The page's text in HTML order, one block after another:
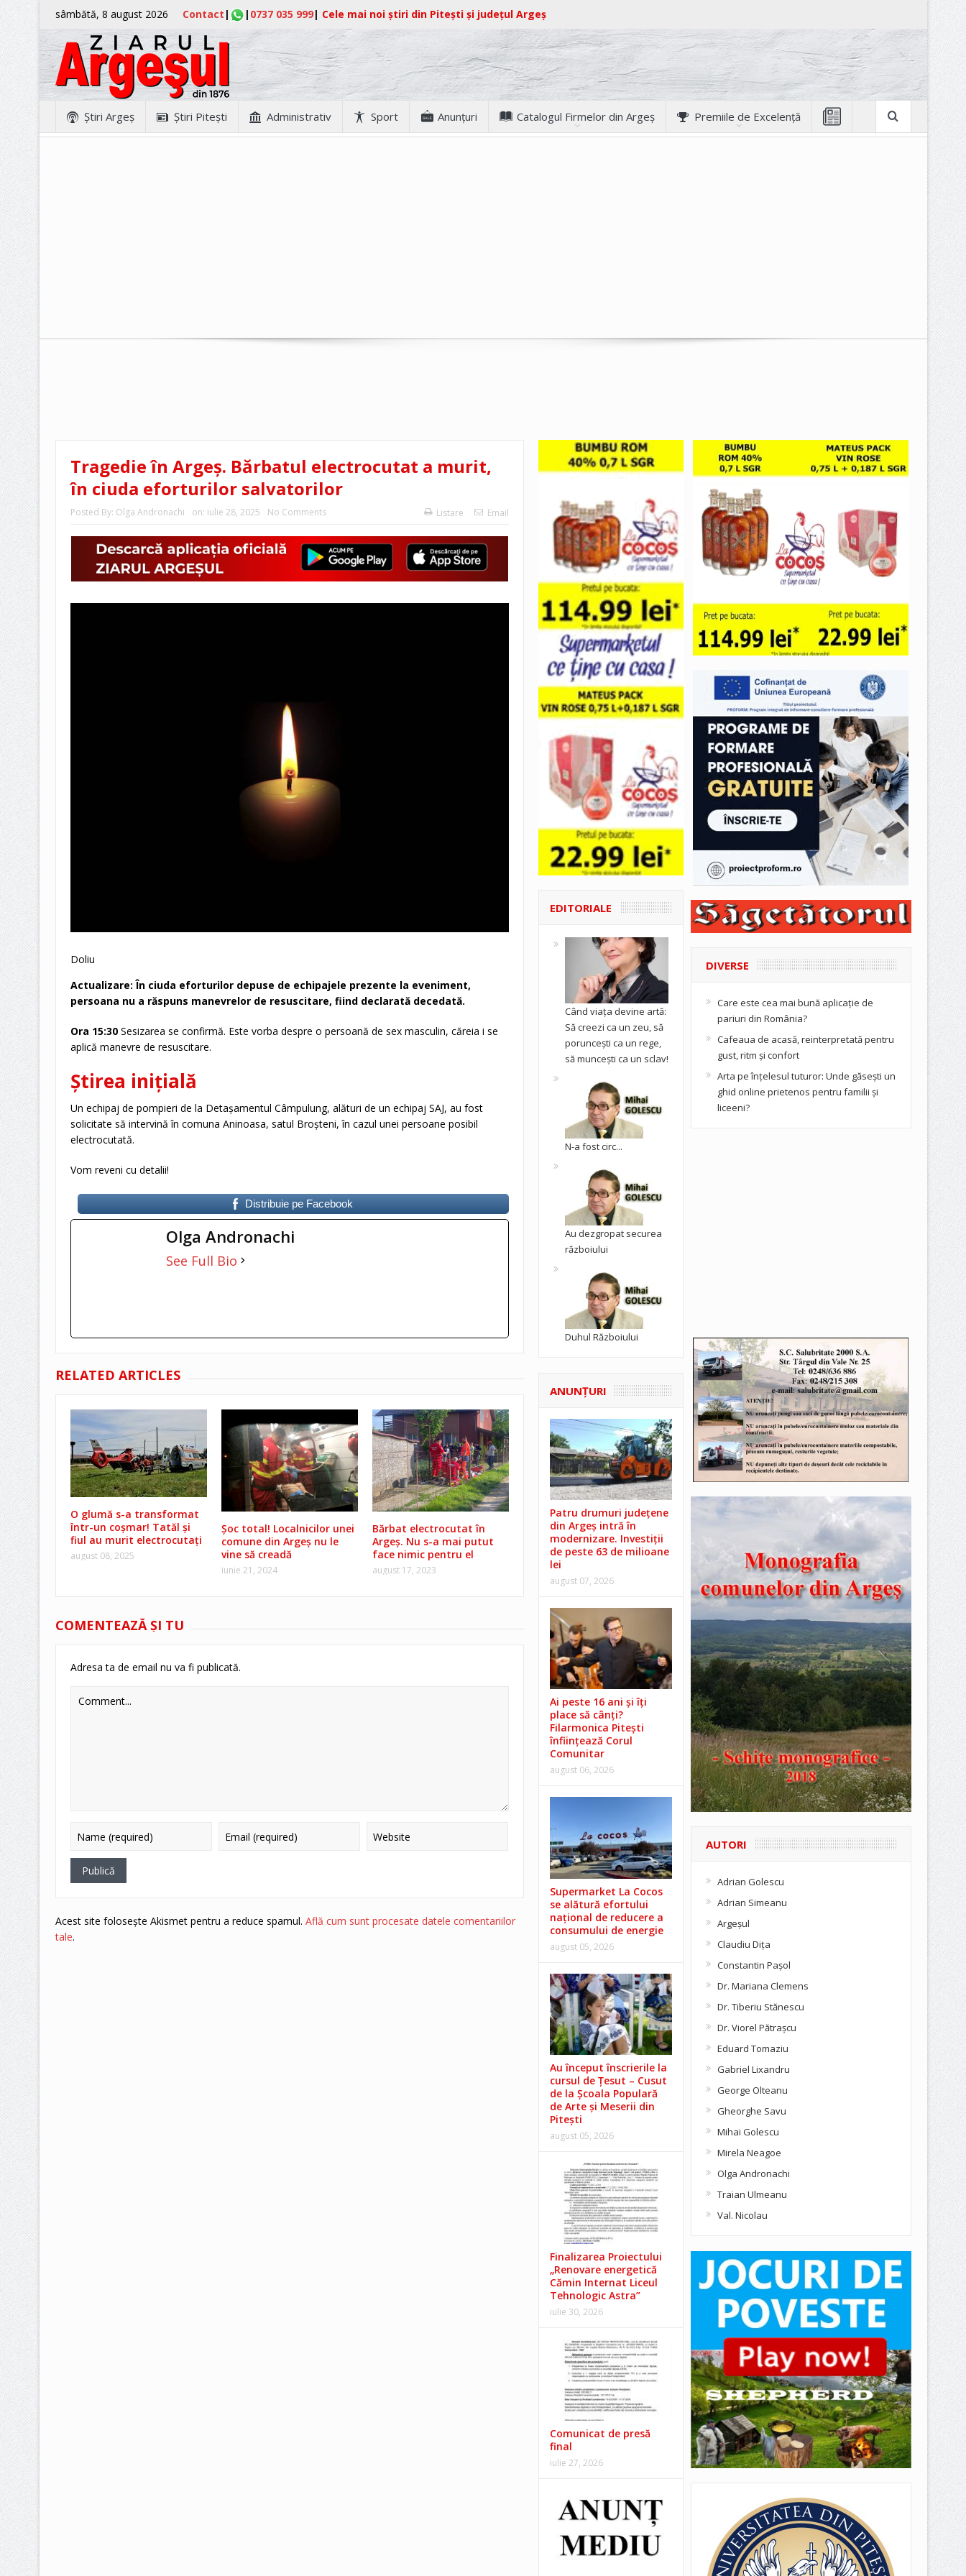
sâmbătă, 8 august 2026 Contact | | 0737 035 999| Cele mai noi știri din Pitești și județul Argeș
Ştiri Argeş Ştiri Piteşti Administrativ Sport Anunţuri Catalogul Firmelor din Argeș Premiile de Excelență
Tragedie în Argeș. Bărbatul electrocutat a murit,
în ciuda eforturilor salvatorilor
Posted By: Olga Andronachi on: iulie 28, 2025 No Comments Listare Email
Doliu
Actualizare: În ciuda eforturilor depuse de echipajele prezente la eveniment,
persoana nu a răspuns manevrelor de resuscitare, fiind declarată decedată.
Ora 15:30Sesizarea se confirmă. Este vorba despre o persoană de sex masculin, căreia i se
aplică manevre de resuscitare.
Știrea inițială
Un echipaj de pompieri de la Detașamentul Câmpulung, alături de un echipaj SAJ, au fost
solicitate să intervină în comuna Aninoasa, satul Broșteni, în cazul unei persoane posibil
electrocutată.
Vom reveni cu detalii!
Distribuie pe Facebook
Olga Andronachi
See Full Bio
RELATED ARTICLES
O glumă s-a transformat
într-un coșmar! Tatăl și
fiul au murit electrocutați
august 08, 2025
Șoc total! Localnicilor unei
comune din Argeș nu le
vine să creadă
iunie 21, 2024
Bărbat electrocutat în
Argeș. Nu s-a mai putut
face nimic pentru el
august 17, 2023
COMENTEAZĂ ŞI TU
Adresa ta de email nu va fi publicată.
Acest site folosește Akismet pentru a reduce spamul. Află cum sunt procesate datele comentariilor
tale.
EDITORIALE
Când viața devine artă:
Să creezi ca un zeu, să
poruncești ca un rege,
să muncești ca un sclav!
N-a fost circ...
Au dezgropat securea
războiului
Duhul Războiului
ANUNŢURI
Patru drumuri județene
din Argeș intră în
modernizare. Investiții
de peste 63 de milioane
lei
august 07, 2026
Ai peste 16 ani și îți
place să cânți?
Filarmonica Pitești
înființează Corul
Comunitar
august 06, 2026
Supermarket La Cocos
se alătură efortului
național de reducere a
consumului de energie
august 05, 2026
Au început înscrierile la
cursul de Țesut – Cusut
de la Școala Populară
de Arte și Meserii din
Pitești
august 05, 2026
Finalizarea Proiectului
„Renovare energetică
Cămin Internat Liceul
Tehnologic Astra”
iulie 30, 2026
Comunicat de presă
final
iulie 27, 2026
DIVERSE
Care este cea mai bună aplicație de
pariuri din România?
Cafeaua de acasă, reinterpretată pentru
gust, ritm și confort
Arta pe înțelesul tuturor: Unde găsești un
ghid online prietenos pentru familii și
liceeni?
AUTORI
Adrian Golescu
Adrian Simeanu
Argeşul
Claudiu Diţa
Constantin Pașol
Dr. Mariana Clemens
Dr. Tiberiu Stănescu
Dr. Viorel Pătraşcu
Eduard Tomaziu
Gabriel Lixandru
George Olteanu
Gheorghe Savu
Mihai Golescu
Mirela Neagoe
Olga Andronachi
Traian Ulmeanu
Val. Nicolau